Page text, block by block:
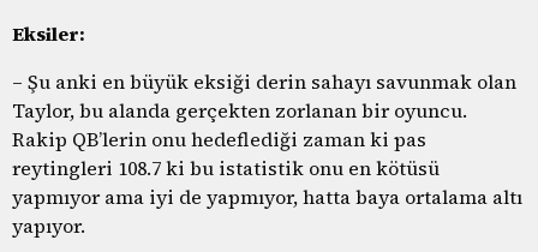
Eksiler:
– Şu anki en büyük eksiği derin sahayı savunmak olan
Taylor, bu alanda gerçekten zorlanan bir oyuncu.
Rakip QB’lerin onu hedeflediği zaman ki pas
reytingleri 108.7 ki bu istatistik onu en kötüsü
yapmıyor ama iyi de yapmıyor, hatta baya ortalama altı
yapıyor.